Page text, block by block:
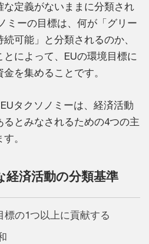
定義がないままに分類され
ミーの目標は、何が「グリー
可能」と分類されるのか、
によって、EUの環境目標に
を集めることです。
タクソノミーは、経済活動
とみなされるための4つの主
。
経済活動の分類基準
標の1つ以上に貢献する